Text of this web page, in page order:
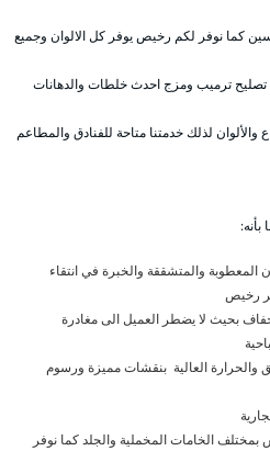
كما نوفر لكم رخيص يوفر كل الالوان وجميع
ترميب ومزج احدث خلطات والدهانات
والألوان لذلك خدمتنا متاحة للفنادق والمطاعم
المعطوبة والمتشققة والخبرة في انتقاء
رخيص
بحيث لا يضطر العميل الى مغادرة
والحرارة العالية بنقشات مميزة ورسوم
الخامات المخملية والجلد كما نوفر